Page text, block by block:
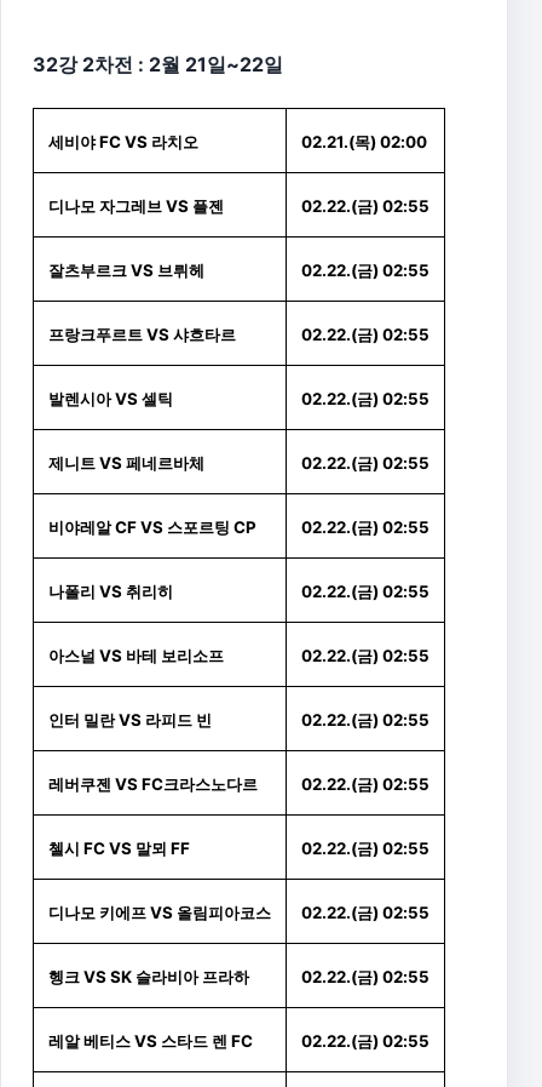
32강 2차전 : 2월 21일~22일
세비야 FC VS 라치오 02.21.(목) 02:00
디나모 자그레브 VS 플젠 02.22.(금) 02:55
잘츠부르크 VS 브뤼헤 02.22.(금) 02:55
프랑크푸르트 VS 샤흐타르 02.22.(금) 02:55
발렌시아 VS 셀틱 02.22.(금) 02:55
제니트 VS 페네르바체 02.22.(금) 02:55
비야레알 CF VS 스포르팅 CP 02.22.(금) 02:55
나폴리 VS 취리히 02.22.(금) 02:55
아스널 VS 바테 보리소프 02.22.(금) 02:55
인터 밀란 VS 라피드 빈 02.22.(금) 02:55
레버쿠젠 VS FC크라스노다르 02.22.(금) 02:55
첼시 FC VS 말뫼 FF 02.22.(금) 02:55
디나모 키에프 VS 올림피아코스 02.22.(금) 02:55
헹크 VS SK 슬라비아 프라하 02.22.(금) 02:55
레알 베티스 VS 스타드 렌 FC 02.22.(금) 02:55